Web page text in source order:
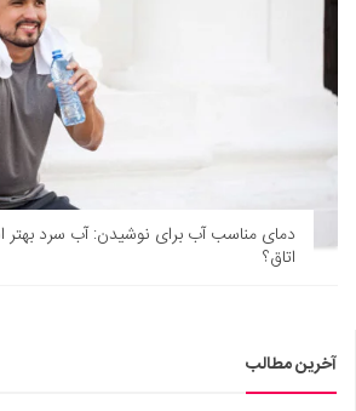
دمای مناسب آب برای نوشیدن: آب سرد بهتر
اتاق؟
آخرین مطالب